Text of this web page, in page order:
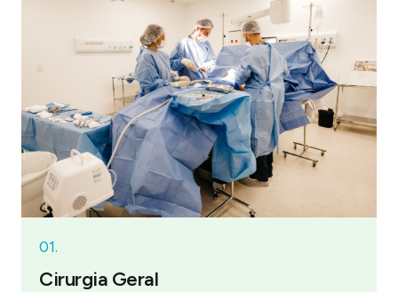
01.
Cirurgia Geral